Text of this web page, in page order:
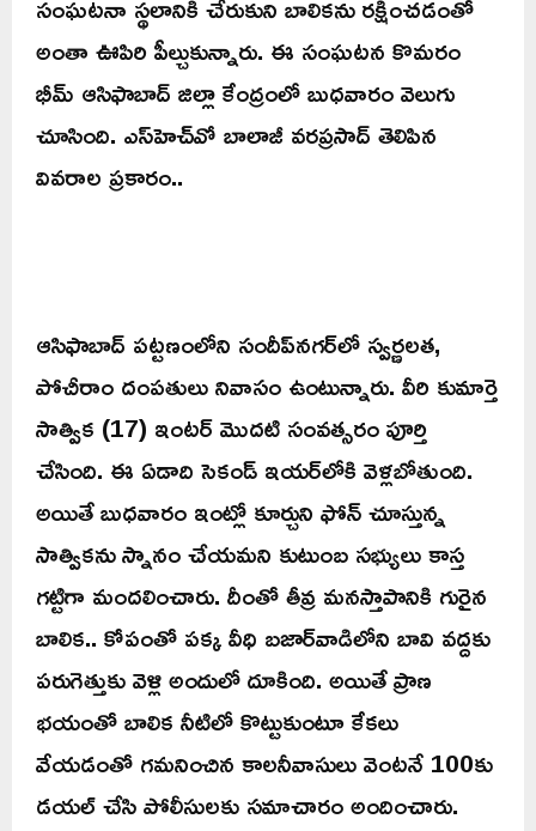
అంతా ఊపిరి పీల్చుకున్నారు. ఈ సంఘటన కొమరం
భీమ్ ఆసిఫాబాద్ జిల్లా కేంద్రంలో బుధవారం వెలుగు
చూసింది. ఎస్‌హెచ్‌వో బాలాజీ వరప్రసాద్‌ తెలిపిన
వివరాల ప్రకారం..
ఆసిఫాబాద్‌ పట్టణంలోని సందీప్‌నగర్‌లో స్వర్ణలత,
పోచీరాం దంపతులు నివాసం ఉంటున్నారు. వీరి కుమార్తె
సాత్విక (17) ఇంటర్‌ మొదటి సంవత్సరం పూర్తి
చేసింది. ఈ ఏడాది సెకండ్‌ ఇయర్‌లోకి వెళ్లబోతుంది.
అయితే బుధవారం ఇంట్లో కూర్చుని ఫోన్‌ చూస్తున్న
సాత్వికను స్నానం చేయమని కుటుంబ సభ్యులు కాస్త
గట్టిగా మందలించారు. దీంతో తీవ్ర మనస్తాపానికి గురైన
బాలిక.. కోపంతో పక్క వీధి బజార్‌వాడిలోని బావి వద్దకు
పరుగెత్తుకు వెళ్లి అందులో దూకింది. అయితే ప్రాణ
భయంతో బాలిక నీటిలో కొట్టుకుంటూ కేకలు
వేయడంతో గమనించిన కాలనీవాసులు వెంటనే 100కు
డయల్‌ చేసి పోలీసులకు సమాచారం అందించారు.